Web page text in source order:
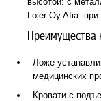
Lojer Oy Afia:
Преимущества
Ложе
медицинских
Кровати с